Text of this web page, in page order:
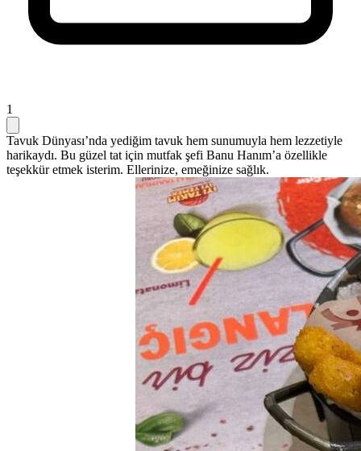
1
Tavuk Dünyası’nda yediğim tavuk hem sunumuyla hem lezzetiyle
harikaydı. Bu güzel tat için mutfak şefi Banu Hanım’a özellikle
teşekkür etmek isterim. Ellerinize, emeğinize sağlık.